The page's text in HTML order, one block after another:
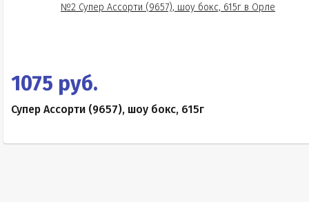
1075 руб.
Супер Ассорти (9657), шоу бокс, 615г